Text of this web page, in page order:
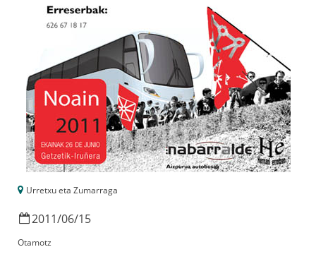
Urretxu eta Zumarraga
2011/06/15
Otamotz